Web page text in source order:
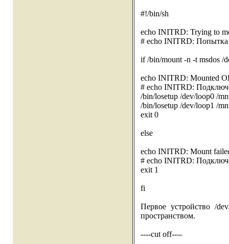
#!/bin/sh
echo INITRD: Trying to
# echo INITRD: Попытка
if /bin/mount -n -t msdos /
echo INITRD: Mounted
# echo INITRD:
/bin/losetup /dev/loop0 /
/bin/losetup /dev/loop1 /
exit 0
else
echo INITRD: Mount
# echo INITRD:
exit 1
fi
Первое устройство /
пространством.
----cut off----